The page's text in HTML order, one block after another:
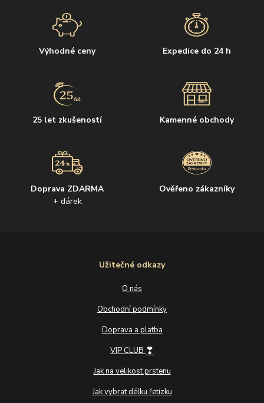
Výhodné ceny Expedice do 24 h
25 let zkušeností Kamenné obchody
Doprava ZDARMA
+ dárek
Ověřeno zákazníky
Užitečné odkazy
O nás
Obchodní podmínky
Doprava a platba
VIP CLUB ❣
Jak na velikost prstenu
Jak vybrat délku řetízku